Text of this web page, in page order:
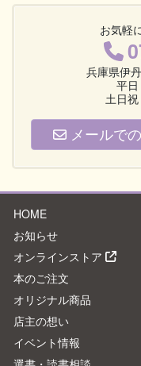
お気軽
兵庫県伊
平
土日
メールで
HOME
お知らせ
オンラインストア
本のご注文
オリジナル商品
店主の想い
イベント情報